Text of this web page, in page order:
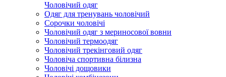
Чоловічий одяг
Одяг для тренувань чоловічий
Сорочки чоловічі
Чоловічий одяг з мериносової вовни
Чоловічий термоодяг
Чоловічий трекінговий одяг
Чоловіча спортивна білизна
Чоловічі дощовики